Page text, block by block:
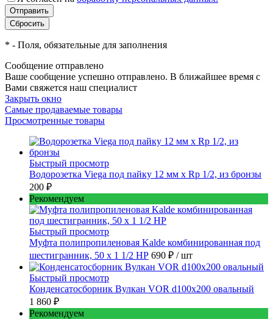
* - Поля, обязательные для заполнения
Сообщение отправлено
Ваше сообщение успешно отправлено. В ближайшее время с
Вами свяжется наш специалист
Закрыть окно
Самые продаваемые товары
Просмотренные товары
Быстрый просмотр
Водорозетка Viega под пайку 12 мм х Rp 1/2, из бронзы
200 ₽
Рекомендуем
Быстрый просмотр
Муфта полипропиленовая Kalde комбинированная под
шестигранник, 50 x 1 1/2 НР 690 ₽ / шт
Быстрый просмотр
Конденсатосборник Вулкан VOR d100x200 овальный
1 860 ₽
Рекомендуем